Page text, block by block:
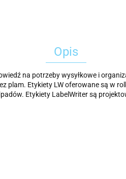
Opis
na potrzeby wysyłkowe i
plam. Etykiety LW oferowane są w
Etykiety LabelWriter są